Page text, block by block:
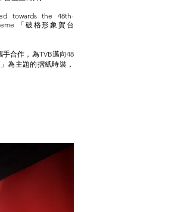
towards the 48th-
「破格形象賀台
合作，為TVB邁向48
為主題的摺紙時裝，